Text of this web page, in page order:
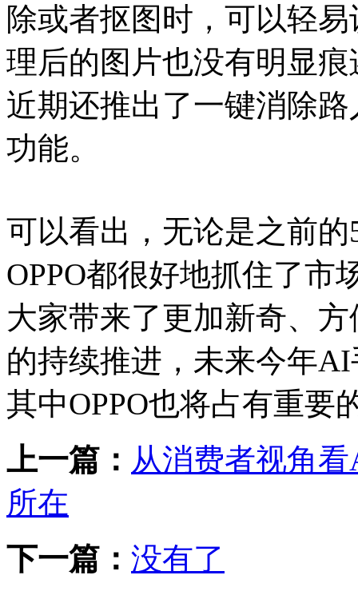
除或者抠图时，可以轻
理后的图片也没有明显
近期还推出了一键消除
功能。
可以看出，无论是之前
OPPO都很好地抓住了市
大家带来了更加新奇、
的持续推进，未来今年
其中OPPO也将占有重要
上一篇： 从消费者视角
所在
下一篇： 没有了